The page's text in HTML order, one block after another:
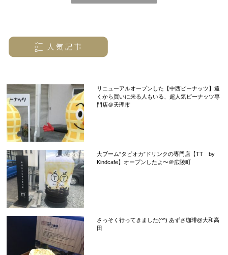
リニューアルオープンした【中西ピーナッツ】遠
くから買いに来る人もいる、超人気ピーナッツ専
門店＠天理市
大ブーム“タピオカ”ドリンクの専門店【TT by
Kindcafe】オープンしたよ〜＠広陵町
さっそく行ってきました(^^) あずさ珈琲@大和高
田